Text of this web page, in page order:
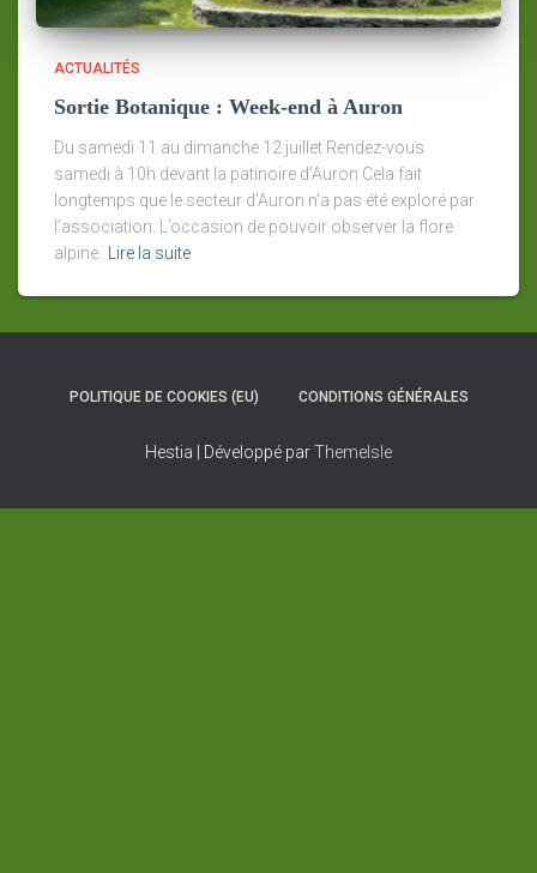
ACTUALITÉS
Sortie Botanique : Week-end à Auron
Du samedi 11 au dimanche 12 juillet Rendez-vous
samedi à 10h devant la patinoire d’Auron Cela fait
longtemps que le secteur d’Auron n’a pas été exploré par
l’association. L’occasion de pouvoir observer la flore
alpine. Lire la suite
POLITIQUE DE COOKIES (EU) CONDITIONS GÉNÉRALES
Hestia | Développé parThemeIsle